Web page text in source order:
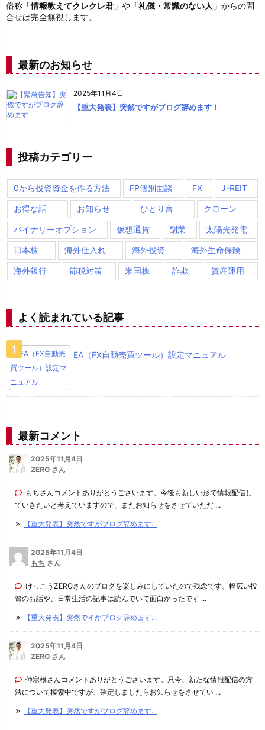
俗称 「情報教えてクレクレ君」 や 「礼儀・常識のない人」 からの問
合せは完全無視します。
最新のお知らせ
2025年11月4日
【重大発表】突然ですがブログ辞めます！
投稿カテゴリー
0から投資資金を作る方法 FP個別面談 FX J-REIT
お得な話 お知らせ ひとり言 クローン
バイナリーオプション 仮想通貨 副業 太陽光発電
日本株 海外仕入れ 海外投資 海外生命保険
海外銀行 節税対策 米国株 詐欺 資産運用
よく読まれている記事
EA（FX自動売買ツール）設定マニュアル
最新コメント
2025年11月4日
ZERO さん
もちさんコメントありがとうございます。今後も新しい形で情報配信し
ていきたいと考えていますので、またお知らせをさせていただ ...
【重大発表】突然ですがブログ辞めます...
2025年11月4日
もち さん
けっこうZEROさんのブログを楽しみにしていたので残念です。幅広い投
資のお話や、日常生活の記事は読んでいて面白かったです ...
【重大発表】突然ですがブログ辞めます...
2025年11月4日
ZERO さん
仲宗根さんコメントありがとうございます。只今、新たな情報配信の方
法について模索中ですが、確定しましたらお知らせをさせてい ...
【重大発表】突然ですがブログ辞めます...